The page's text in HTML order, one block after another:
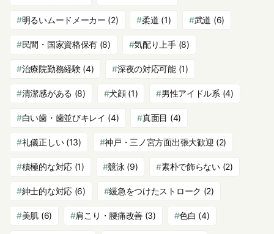
明るいムードメーカー (2) 柔道 (1) 武道 (6)
民間・国家資格保有 (8) 気配り上手(8)
治療院勤務経験(4) 深夜の対応可能(1)
清潔感がある (8) 犬顔(1) 男性アイドル系 (4)
白い歯・歯並びキレイ (4) 真面目 (4)
礼儀正しい(13) 神戸・三ノ宮方面出張大歓迎 (2)
積極的な対応(1) 競泳 (9) 素朴で飾らない(2)
紳士的な対応(6) 緩急をつけたストローク (2)
美肌 (6) 肩こり・腰痛改善 (3) 色白 (4)